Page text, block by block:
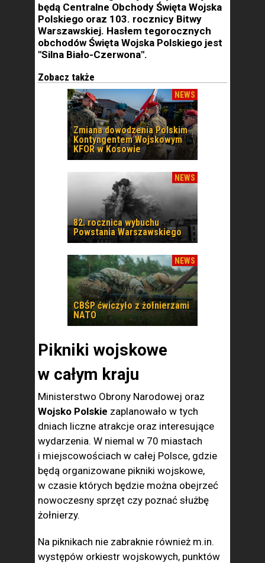
będą Centralne Obchody Święta Wojska
Polskiego oraz 103. rocznicy Bitwy
Warszawskiej. Hasłem tegorocznych
obchodów Święta Wojska Polskiego jest
"Silna Biało-Czerwona".
Zobacz także
NEWS
Zmiana dowodzenia Polskim
Kontyngentem Wojskowym
KFOR w Kosowie
NEWS
82. rocznica wybuchu
Powstania Warszawskiego
NEWS
CBŚP ćwiczyło z żołnierzami
NATO
Pikniki wojskowe
w całym kraju
Ministerstwo Obrony Narodowej oraz
Wojsko Polskie zaplanowało w tych
dniach liczne atrakcje oraz interesujące
wydarzenia. W niemal w 70 miastach
i miejscowościach w całej Polsce, gdzie
będą organizowane pikniki wojskowe,
w czasie których będzie można obejrzeć
nowoczesny sprzęt czy poznać służbę
żołnierzy.
Na piknikach nie zabraknie również m.in.
występów orkiestr wojskowych, punktów